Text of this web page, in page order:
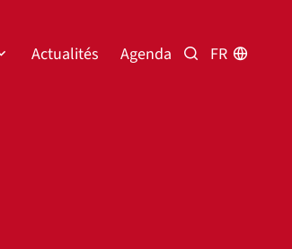
Actualités Agenda Rechercher
FR